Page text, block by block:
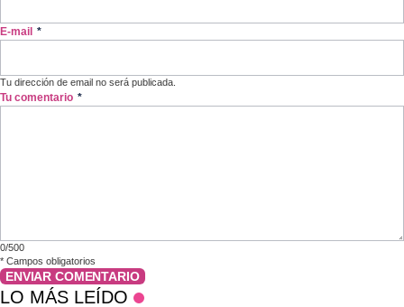
E-mail *
Tu dirección de email no será publicada.
Tu comentario *
0/500
* Campos obligatorios
ENVIAR COMENTARIO
LO MÁS LEÍDO